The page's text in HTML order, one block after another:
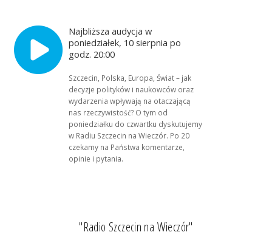
Najbliższa audycja w
poniedziałek, 10 sierpnia po
godz. 20:00
Szczecin, Polska, Europa, Świat – jak
decyzje polityków i naukowców oraz
wydarzenia wpływają na otaczającą
nas rzeczywistość? O tym od
poniedziałku do czwartku dyskutujemy
w Radiu Szczecin na Wieczór. Po 20
czekamy na Państwa komentarze,
opinie i pytania.
"Radio Szczecin na Wieczór"